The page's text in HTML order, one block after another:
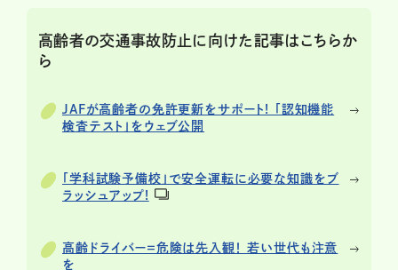
高齢者の交通事故防止に向けた記事はこちらか
ら
JAFが高齢者の免許更新をサポート! 「認知機能
検査テスト」をウェブ公開
「学科試験予備校」で安全運転に必要な知識をブ
ラッシュアップ!
高齢ドライバー＝危険は先入観！ 若い世代も注意
を